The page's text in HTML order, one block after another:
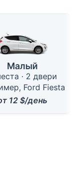
Малый
· 2 двери
Ford Fiesta
12 $/день